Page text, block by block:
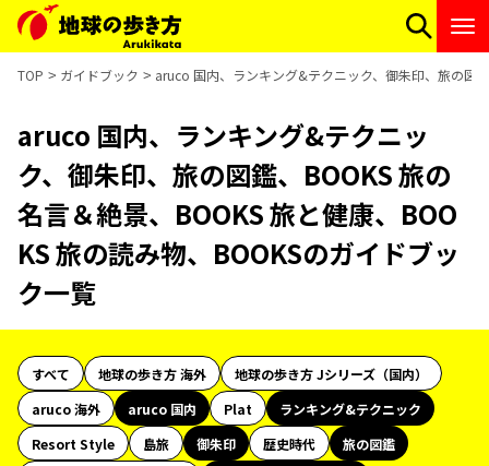
TOP ガイドブック aruco 国内、ランキング&テクニック、御朱印、旅の図
aruco 国内、ランキング&テクニッ
ク、御朱印、旅の図鑑、BOOKS 旅の
名言＆絶景、BOOKS 旅と健康、BOO
KS 旅の読み物、BOOKSのガイドブッ
ク一覧
すべて 地球の歩き方 海外
地球の歩き方 Jシリーズ（国内）
aruco 海外
aruco 国内 Plat
ランキング&テクニック
Resort Style
島旅 御朱印 歴史時代
旅の図鑑